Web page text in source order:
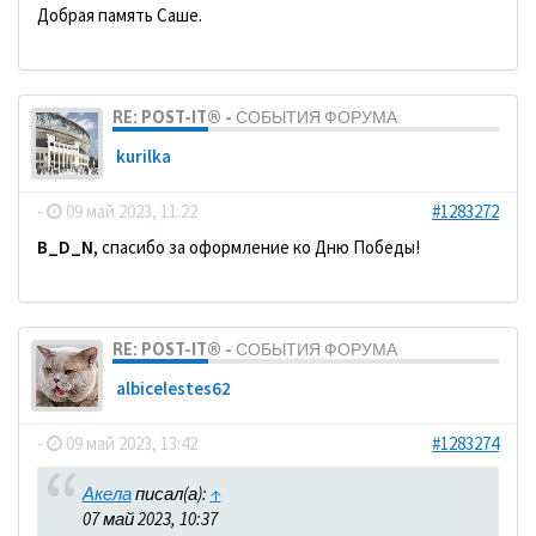
Добрая память Саше.
RE: POST-IT® - СОБЫТИЯ ФОРУМА
kurilka
- 09 май 2023, 11:22
#1283272
B_D_N, спасибо за оформление ко Дню Победы!
RE: POST-IT® - СОБЫТИЯ ФОРУМА
albicelestes62
- 09 май 2023, 13:42 #1283274
Акелаписал(а): ↑
07 май 2023, 10:37